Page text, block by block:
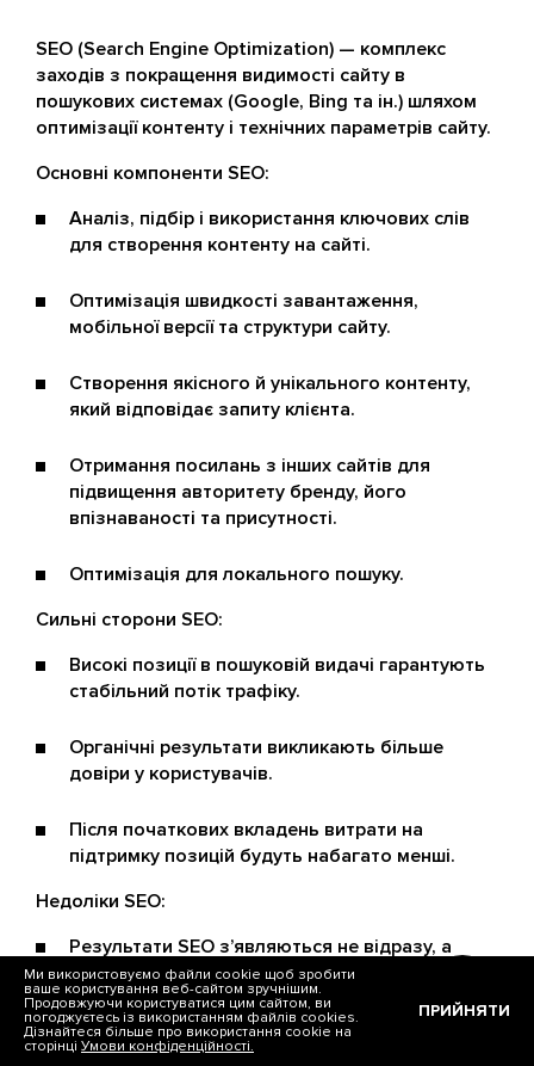
Ми використовуємо файли cookie щоб зробити
ваше користування веб-сайтом зручнішим.
Продовжуючи користуватися цим сайтом, ви
погоджуєтесь із використанням файлів cookies.
Дізнайтеся більше про використання cookie на
сторінці Умови конфіденційності.
ПРИЙНЯТИ
SEO (Search Engine Optimization) — комплекс
заходів з покращення видимості сайту в
пошукових системах (Google, Bing та ін.) шляхом
оптимізації контенту і технічних параметрів сайту.
Основні компоненти SEO:
Аналіз, підбір і використання ключових слів
для створення контенту на сайті.
Оптимізація швидкості завантаження,
мобільної версії та структури сайту.
Створення якісного й унікального контенту,
який відповідає запиту клієнта.
Отримання посилань з інших сайтів для
підвищення авторитету бренду, його
впізнаваності та присутності.
Оптимізація для локального пошуку.
Сильні сторони SEO:
Високі позиції в пошуковій видачі гарантують
стабільний потік трафіку.
Органічні результати викликають більше
довіри у користувачів.
Після початкових вкладень витрати на
підтримку позицій будуть набагато менші.
Недоліки SEO:
Результати SEO з’являються не відразу, а
через кілька місяців.
Алгоритми пошукових систем регулярно
оновлюються, що вимагає постійної адаптації